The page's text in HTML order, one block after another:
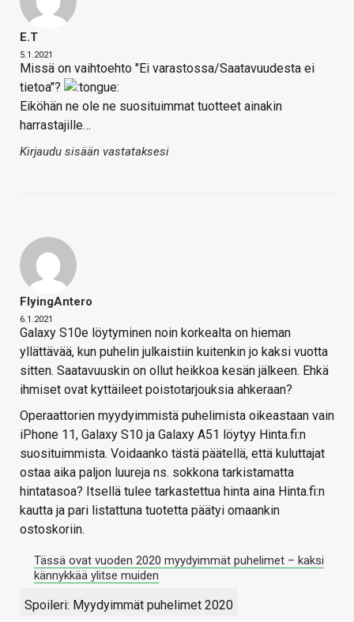
E.T
5.1.2021
Missä on vaihtoehto "Ei varastossa/Saatavuudesta ei
tietoa"?
Eiköhän ne ole ne suosituimmat tuotteet ainakin
harrastajille…
Kirjaudu sisään vastataksesi
FlyingAntero
6.1.2021
Galaxy S10e löytyminen noin korkealta on hieman
yllättävää, kun puhelin julkaistiin kuitenkin jo kaksi vuotta
sitten. Saatavuuskin on ollut heikkoa kesän jälkeen. Ehkä
ihmiset ovat kyttäileet poistotarjouksia ahkeraan?
Operaattorien myydyimmistä puhelimista oikeastaan vain
iPhone 11, Galaxy S10 ja Galaxy A51 löytyy Hinta.fi:n
suosituimmista. Voidaanko tästä päätellä, että kuluttajat
ostaa aika paljon luureja ns. sokkona tarkistamatta
hintatasoa? Itsellä tulee tarkastettua hinta aina Hinta.fi:n
kautta ja pari listattuna tuotetta päätyi omaankin
ostoskoriin.
Tässä ovat vuoden 2020 myydyimmät puhelimet – kaksi
kännykkää ylitse muiden
Spoileri: Myydyimmät puhelimet 2020